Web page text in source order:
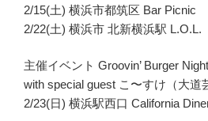
2/15(土) 横浜市都筑区 Bar Picnic
2/22(土) 横浜市 北新横浜駅 L.O.L.
主催イベント Groovin’ Burger
with special guest こ〜すけ（大道
2/23(日) 横浜駅西口 California